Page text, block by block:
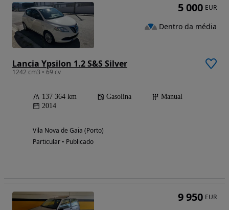
Lancia Ypsilon 1.2 S&S Silver
1242 cm3 • 69 cv
137 364 km Gasolina
Manual
2014
Vila Nova de Gaia (Porto)
Particular • Publicado
5 000 EUR
Dentro da média
9 950 EUR